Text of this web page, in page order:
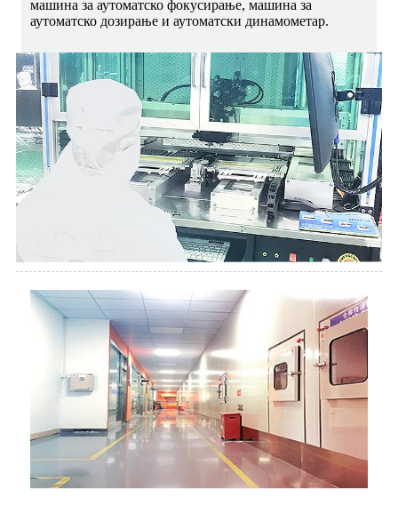
машина за аутоматско фокусирање, машина за
аутоматско дозирање и аутоматски динамометар.